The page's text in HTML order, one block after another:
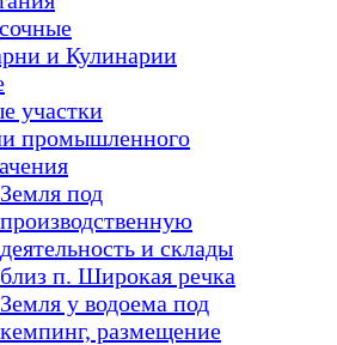
и Кулинарии
участки
промышленного
Земля под
производственную
деятельность и склады
близ п. Широкая речка
Земля у водоема под
кемпинг, размещение